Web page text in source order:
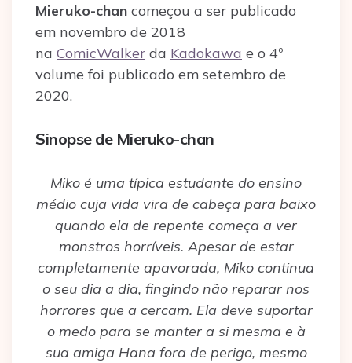
Mieruko-chan começou a ser publicado
em novembro de 2018
na ComicWalker da Kadokawa e o 4º
volume foi publicado em setembro de
2020.
Sinopse de Mieruko-chan
Miko é uma típica estudante do ensino
médio cuja vida vira de cabeça para baixo
quando ela de repente começa a ver
monstros horríveis. Apesar de estar
completamente apavorada, Miko continua
o seu dia a dia, fingindo não reparar nos
horrores que a cercam. Ela deve suportar
o medo para se manter a si mesma e à
sua amiga Hana fora de perigo, mesmo